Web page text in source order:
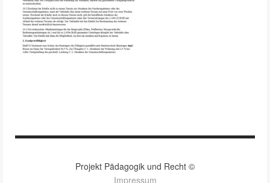
Projekt Pädagogik und Recht ©
Impressum